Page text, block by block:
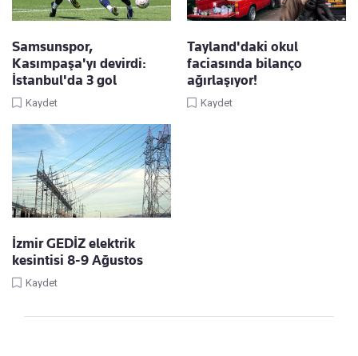
Samsunspor,
Kasımpaşa'yı devirdi:
İstanbul'da 3 gol
Kaydet
Tayland'daki okul
faciasında bilanço
ağırlaşıyor!
Kaydet
İzmir GEDİZ elektrik
kesintisi 8-9 Ağustos
Kaydet